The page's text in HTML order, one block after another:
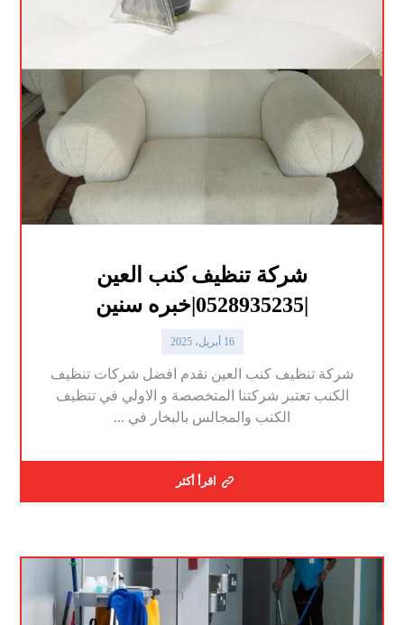
شركة تنظيف كنب العين
|0528935235|خبره سنين
16 أبريل، 2025
شركة تنظيف كنب العين نقدم افضل شركات تنظيف
الكنب تعتبر شركتنا المتخصصة و الاولي في تنظيف
الكنب والمجالس بالبخار في ...
اقرأ أكثر